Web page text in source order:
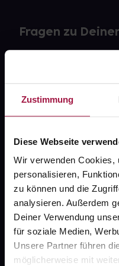
Zustimmung
Diese Webseite
Wir verwenden Cookies,
personalisieren,
zu können und die
analysieren. Außerdem
Deiner Verwendung
für soziale Medien,
Unsere Partner führen
möglicherweise mit
Fragen zu
gesund.de
Über uns
Karriere
Newsletter